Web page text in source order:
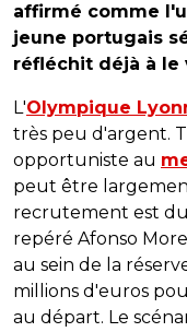
affirmé comme
jeune portugais
réfléchit déjà à le
L'Olympique
très peu d'argent.
opportuniste au
peut être
recrutement est du
repéré Afonso
au sein de la
millions d'euros
au départ. Le